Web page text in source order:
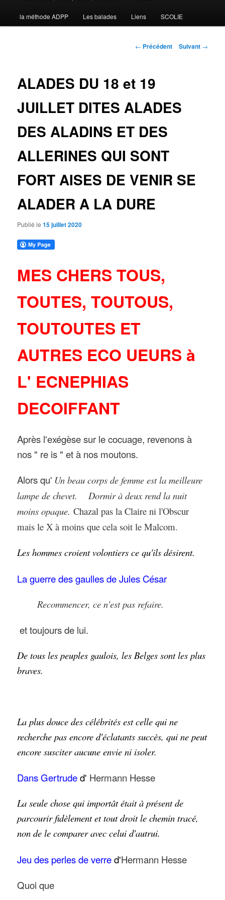
contenu
la méthode ADPP Les balades Liens SCOLIE
Navigation
← Précédent Suivant →
ALADES DU 18 et 19
JUILLET DITES ALADES
DES ALADINS ET DES
ALLERINES QUI SONT
FORT AISES DE VENIR SE
ALADER A LA DURE
Publié le15 juillet 2020
MES CHERS TOUS,
TOUTES, TOUTOUS,
TOUTOUTES ET
AUTRES ECO UEURS à
L' ECNEPHIAS
DECOIFFANT
Après l'exégèse sur le cocuage, revenons à
nos " re is " et à nos moutons.
Alors qu' Un beau corps de femme est la meilleure
lampe de chevet.Dormir à deux rend la nuit
moins opaque.Chazal pas la Claire ni l'Obscur
mais le X à moins que cela soit le Malcom.
Les hommes croient volontiers ce qu'ils désirent.
La guerre des gaulles de Jules César
Recommencer, ce n'est pas refaire.
et toujours de lui.
De tous les peuples gaulois, les Belges sont les plus
braves.
La plus douce des célébrités est celle qui ne
recherche pas encore d'éclatants succès, qui ne peut
encore susciter aucune envie ni isoler.
Dans Gertruded' Hermann Hesse
La seule chose qui importât était à présent de
parcourir fidèlement et tout droit le chemin tracé,
non de le comparer avec celui d'autrui.
Jeu des perles de verred'Hermann Hesse
Quoi que